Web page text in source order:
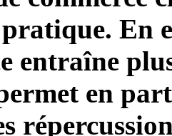
En
entraîne
en